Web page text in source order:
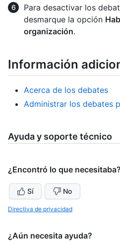
Para desactivar los
desmarque la opción
organización.
Información
Acerca de los debates
Administrar los debates
Ayuda y soporte técnico
¿Encontró lo que necesitaba?
Sí No
Directiva de privacidad
¿Aún necesita ayuda?